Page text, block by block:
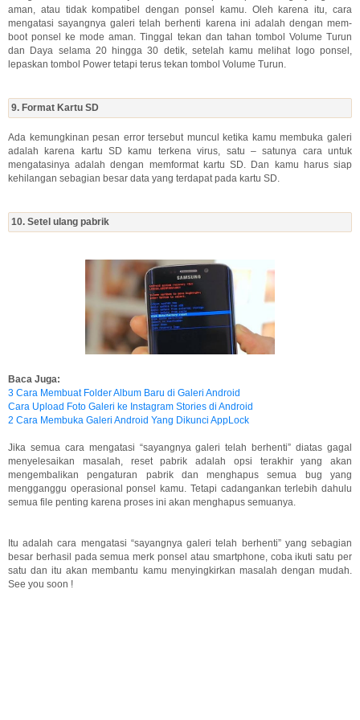
aman, atau tidak kompatibel dengan ponsel kamu. Oleh karena itu, cara
mengatasi sayangnya galeri telah berhenti karena ini adalah dengan mem-
boot ponsel ke mode aman. Tinggal tekan dan tahan tombol Volume Turun
dan Daya selama 20 hingga 30 detik, setelah kamu melihat logo ponsel,
lepaskan tombol Power tetapi terus tekan tombol Volume Turun.
9. Format Kartu SD
Ada kemungkinan pesan error tersebut muncul ketika kamu membuka galeri
adalah karena kartu SD kamu terkena virus, satu – satunya cara untuk
mengatasinya adalah dengan memformat kartu SD. Dan kamu harus siap
kehilangan sebagian besar data yang terdapat pada kartu SD.
10. Setel ulang pabrik
Baca Juga:
3 Cara Membuat Folder Album Baru di Galeri Android
Cara Upload Foto Galeri ke Instagram Stories di Android
2 Cara Membuka Galeri Android Yang Dikunci AppLock
Jika semua cara mengatasi “sayangnya galeri telah berhenti” diatas gagal
menyelesaikan masalah, reset pabrik adalah opsi terakhir yang akan
mengembalikan pengaturan pabrik dan menghapus semua bug yang
mengganggu operasional ponsel kamu. Tetapi cadangankan terlebih dahulu
semua file penting karena proses ini akan menghapus semuanya.
Itu adalah cara mengatasi “sayangnya galeri telah berhenti” yang sebagian
besar berhasil pada semua merk ponsel atau smartphone, coba ikuti satu per
satu dan itu akan membantu kamu menyingkirkan masalah dengan mudah.
See you soon !